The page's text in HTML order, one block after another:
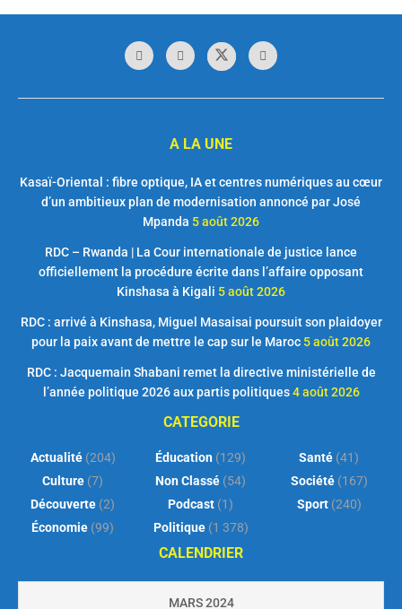
A LA UNE
Kasaï-Oriental : fibre optique, IA et centres numériques au cœur
d’un ambitieux plan de modernisation annoncé par José
Mpanda 5 août 2026
RDC – Rwanda | La Cour internationale de justice lance
officiellement la procédure écrite dans l’affaire opposant
Kinshasa à Kigali 5 août 2026
RDC : arrivé à Kinshasa, Miguel Masaisai poursuit son plaidoyer
pour la paix avant de mettre le cap sur le Maroc 5 août 2026
RDC : Jacquemain Shabani remet la directive ministérielle de
l’année politique 2026 aux partis politiques 4 août 2026
CATEGORIE
Actualité(204)
Culture (7)
Découverte (2)
Économie (99)
Éducation (129)
Non Classé (54)
Podcast (1)
Politique(1 378)
Santé (41)
Société(167)
Sport(240)
CALENDRIER
MARS 2024